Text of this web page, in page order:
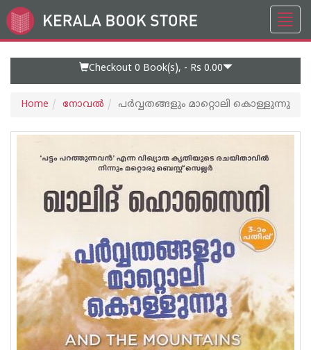
Go
to
Checkout 0 Book(s), - Rs 0.00
Home നോവല്‍ പര്‍വ്വതങ്ങളും മാറ്റൊലി കൊള്ളുന്നു